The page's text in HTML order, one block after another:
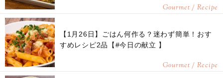
Gourmet / Recipe
【1月26日】ごはん何作る？迷わず簡単！おす
すめレシピ2品【#今日の献立 】
Gourmet / Recipe